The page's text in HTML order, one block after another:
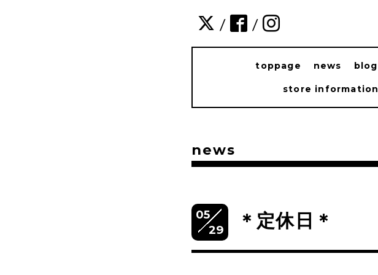
/ /
toppage news blog
store information
news
05
29
＊定休日＊